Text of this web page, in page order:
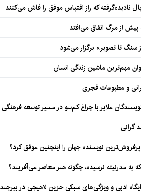
نادیده‌گرفته که راز اقتباس موفق را فاش می‌کنند
پیش از مرگ اتفاق می‌افتد
تا تصویر» برگزار می‌شود
مهم‌ترین ماشین زندگی انسان
و مطبوعات قجری
ملایر با چراغ کم‌سو در مسیر توسعه فرهنگی
گرانی
نویسنده جهان را اینچنین موفق کرد؟
به مدرنیته نرسیده، چگونه هنر معاصر می‌آفریند؟
ادبی و ویژگی‌های سبکی حزین لاهیجی در بیرجند